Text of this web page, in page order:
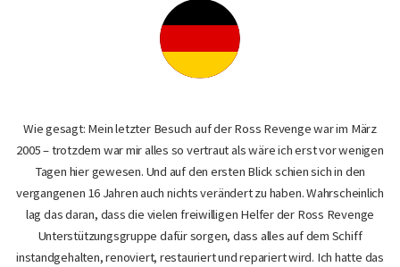
Wie gesagt: Mein letzter Besuch auf der Ross Revenge war im März
2005 – trotzdem war mir alles so vertraut als wäre ich erst vor wenigen
Tagen hier gewesen. Und auf den ersten Blick schien sich in den
vergangenen 16 Jahren auch nichts verändert zu haben. Wahrscheinlich
lag das daran, dass die vielen freiwilligen Helfer der Ross Revenge
Unterstützungsgruppe dafür sorgen, dass alles auf dem Schiff
instandgehalten, renoviert, restauriert und repariert wird. Ich hatte das